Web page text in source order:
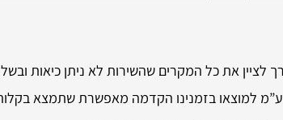
לציין את כל המקרים שהשירות לא ניתן כיאות
ע”מ למוצאו בזמנינו הקדמה מאפשרת שתמצא